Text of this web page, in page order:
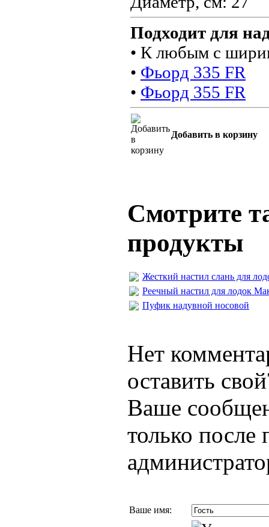
Подходит для
• К любым с
• Фьорд 335 FR
• Фьорд 355 FR
Добавить в корзину
Смотрите
продукты
Жесткий настил слань для
Реечный настил для лодок
Пуфик надувной носовой
Нет
оставить
Ваше
только после
Ваше имя: